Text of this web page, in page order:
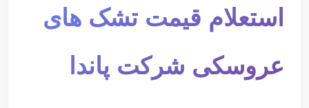
استعلام قیمت تشک های
عروسکی شرکت پاندا